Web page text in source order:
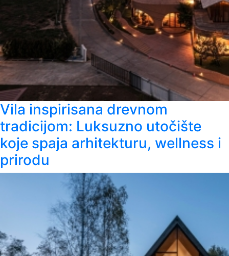
Vila inspirisana drevnom
tradicijom: Luksuzno utočište
koje spaja arhitekturu, wellness i
prirodu